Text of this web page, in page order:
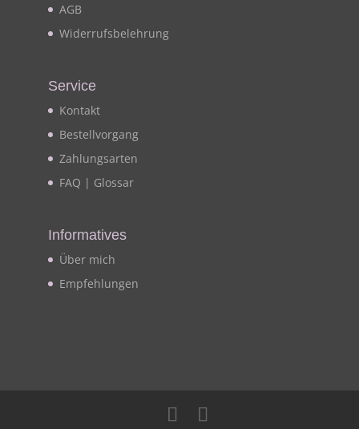
AGB
Widerrufsbelehrung
Service
Kontakt
Bestellvorgang
Zahlungsarten
FAQ | Glossar
Informatives
Über mich
Empfehlungen